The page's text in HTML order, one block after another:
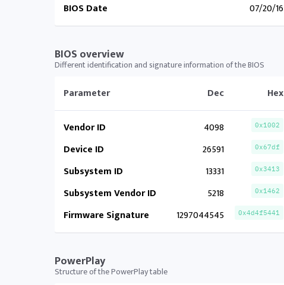
BIOS Date
07/20/16
BIOS overview
Different identification and signature information of the BIOS
Parameter Dec Hex
Vendor ID 4098 0x1002
Device ID 26591 0x67df
Subsystem ID 13331 0x3413
Subsystem Vendor ID 5218 0x1462
Firmware Signature 1297044545 0x4d4f5441
PowerPlay
Structure of the PowerPlay table